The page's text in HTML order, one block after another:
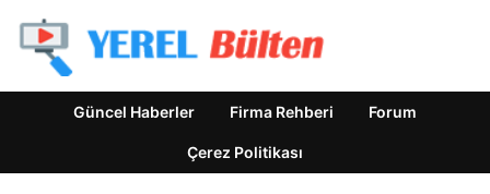
Güncel Haberler Firma Rehberi Forum
Çerez Politikası